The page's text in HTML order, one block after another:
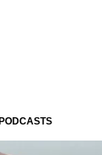
PODCASTS